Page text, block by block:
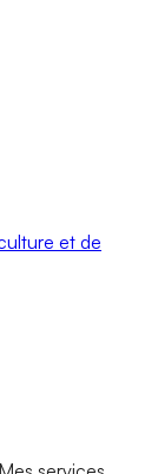
et de